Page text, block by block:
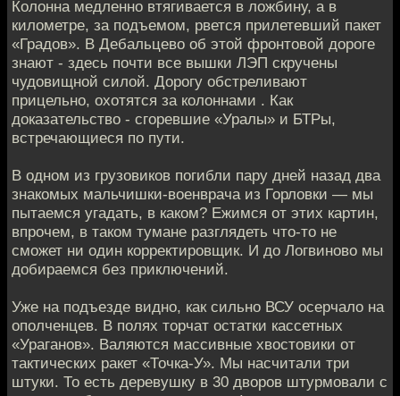
Колонна медленно втягивается в ложбину, а в
километре, за подъемом, рвется прилетевший пакет
«Градов». В Дебальцево об этой фронтовой дороге
знают - здесь почти все вышки ЛЭП скручены
чудовищной силой. Дорогу обстреливают
прицельно, охотятся за колоннами . Как
доказательство - сгоревшие «Уралы» и БТРы,
встречающиеся по пути.
В одном из грузовиков погибли пару дней назад два
знакомых мальчишки-военврача из Горловки — мы
пытаемся угадать, в каком? Ежимся от этих картин,
впрочем, в таком тумане разглядеть что-то не
сможет ни один корректировщик. И до Логвиново мы
добираемся без приключений.
Уже на подъезде видно, как сильно ВСУ осерчало на
ополченцев. В полях торчат остатки кассетных
«Ураганов». Валяются массивные хвостовики от
тактических ракет «Точка-У». Мы насчитали три
штуки. То есть деревушку в 30 дворов штурмовали с